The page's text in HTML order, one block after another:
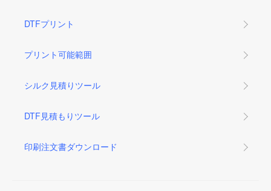
DTFプリント
プリント可能範囲
シルク見積りツール
DTF見積もりツール
印刷注文書ダウンロード